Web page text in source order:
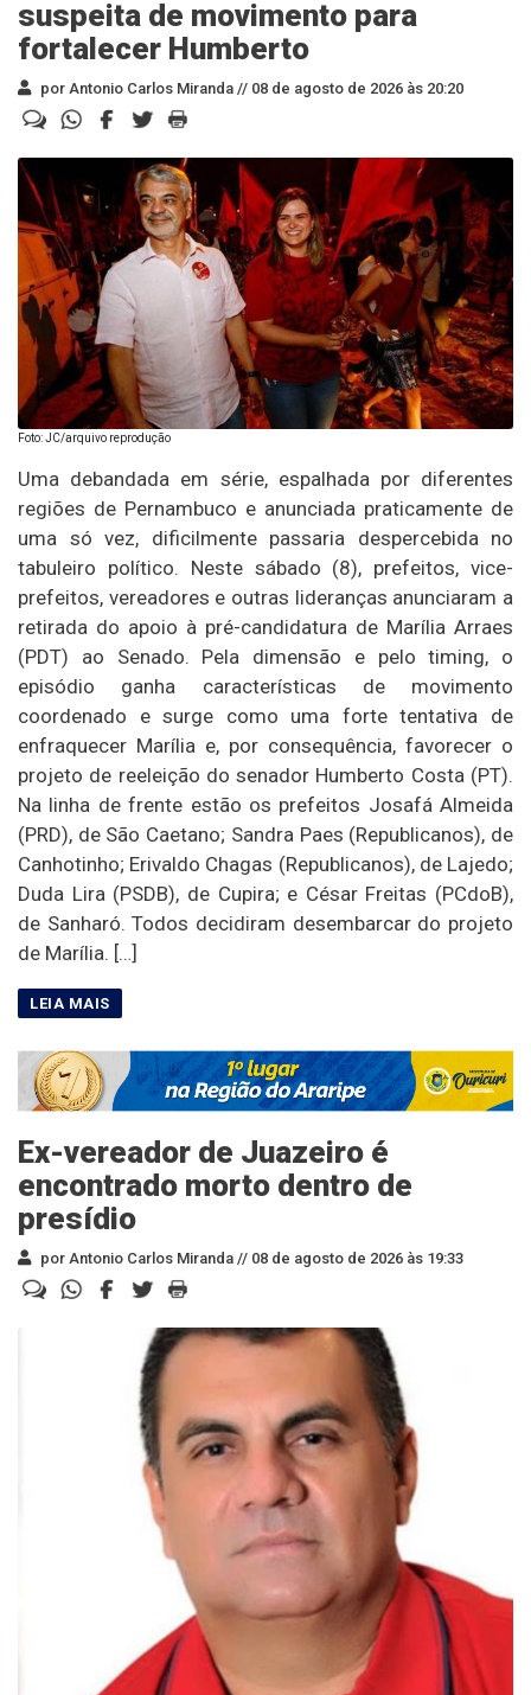
suspeita de movimento para
fortalecer Humberto
por Antonio Carlos Miranda // 08 de agosto de 2026 às 20:20
Foto: JC/arquivo reprodução
Uma debandada em série, espalhada por diferentes
regiões de Pernambuco e anunciada praticamente de
uma só vez, dificilmente passaria despercebida no
tabuleiro político. Neste sábado (8), prefeitos, vice-
prefeitos, vereadores e outras lideranças anunciaram a
retirada do apoio à pré-candidatura de Marília Arraes
(PDT) ao Senado. Pela dimensão e pelo timing, o
episódio ganha características de movimento
coordenado e surge como uma forte tentativa de
enfraquecer Marília e, por consequência, favorecer o
projeto de reeleição do senador Humberto Costa (PT).
Na linha de frente estão os prefeitos Josafá Almeida
(PRD), de São Caetano; Sandra Paes (Republicanos), de
Canhotinho; Erivaldo Chagas (Republicanos), de Lajedo;
Duda Lira (PSDB), de Cupira; e César Freitas (PCdoB),
de Sanharó. Todos decidiram desembarcar do projeto
de Marília. […]
Ex-vereador de Juazeiro é
encontrado morto dentro de
presídio
por Antonio Carlos Miranda // 08 de agosto de 2026 às 19:33